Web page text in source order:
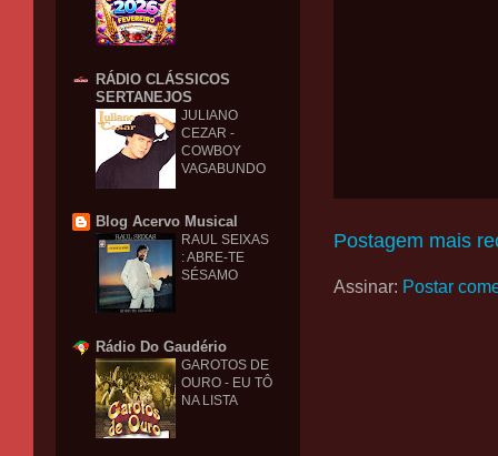
Postagem mais
Assinar: Postar
RÁDIO CLÁSSICOS
SERTANEJOS
JULIANO
CEZAR -
COWBOY
VAGABUNDO
Blog Acervo Musical
RAUL SEIXAS
: ABRE-TE
SÉSAMO
Rádio Do Gaudério
GAROTOS DE
OURO - EU TÔ
NA LISTA